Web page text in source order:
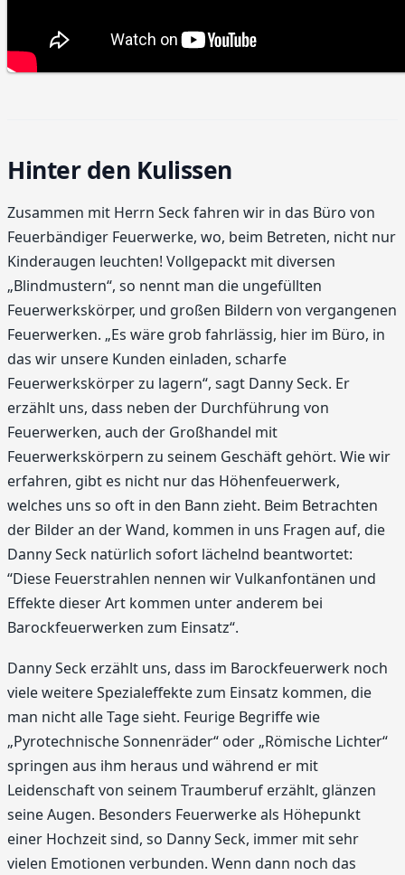
Hinter den Kulissen
Zusammen mit Herrn Seck fahren wir in das Büro von
Feuerbändiger Feuerwerke, wo, beim Betreten, nicht nur
Kinderaugen leuchten! Vollgepackt mit diversen
„Blindmustern“, so nennt man die ungefüllten
Feuerwerkskörper, und großen Bildern von vergangenen
Feuerwerken. „Es wäre grob fahrlässig, hier im Büro, in
das wir unsere Kunden einladen, scharfe
Feuerwerkskörper zu lagern“, sagt Danny Seck. Er
erzählt uns, dass neben der Durchführung von
Feuerwerken, auch der Großhandel mit
Feuerwerkskörpern zu seinem Geschäft gehört. Wie wir
erfahren, gibt es nicht nur das Höhenfeuerwerk,
welches uns so oft in den Bann zieht. Beim Betrachten
der Bilder an der Wand, kommen in uns Fragen auf, die
Danny Seck natürlich sofort lächelnd beantwortet:
“Diese Feuerstrahlen nennen wir Vulkanfontänen und
Effekte dieser Art kommen unter anderem bei
Barockfeuerwerken zum Einsatz“.
Danny Seck erzählt uns, dass im Barockfeuerwerk noch
viele weitere Spezialeffekte zum Einsatz kommen, die
man nicht alle Tage sieht. Feurige Begriffe wie
„Pyrotechnische Sonnenräder“ oder „Römische Lichter“
springen aus ihm heraus und während er mit
Leidenschaft von seinem Traumberuf erzählt, glänzen
seine Augen. Besonders Feuerwerke als Höhepunkt
einer Hochzeit sind, so Danny Seck, immer mit sehr
vielen Emotionen verbunden. Wenn dann noch das